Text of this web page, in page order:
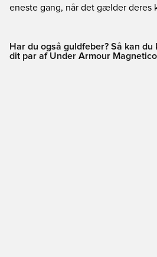
eneste gang, når det gælder deres
Har du også guldfeber? Så kan
dit par af Under Armour